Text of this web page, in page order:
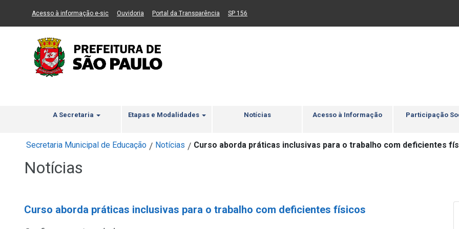
Ir ao Conteúdo Ir para menu principal 2 Ir para busca Ir para rodapé
Acesso à informação e-sic(Link para um novo sítio)
Ouvidoria (Link para um novo sítio)
Portal da Transparência (Link para um novo sítio)
SP 156
A Secretaria Etapas e Modalidades Notícias Acesso à Informação Participação
Secretaria Municipal de Educação / Notícias / Curso aborda práticas inclusivas para o trabalho com deficientes
Notícias
Curso aborda práticas inclusivas para o trabalho com deficientes físicos